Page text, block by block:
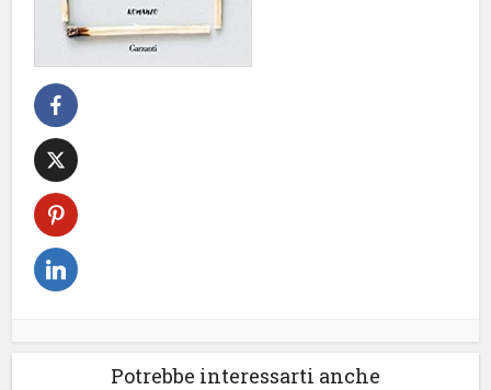
Potrebbe interessarti anche